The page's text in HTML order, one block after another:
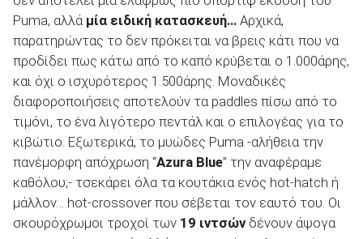
Puma, αλλά μία ειδική κατασκευή… Αρχικά,
παρατηρώντας το δεν πρόκειται να βρεις κάτι που να
προδίδει πως κάτω από το καπό κρύβεται ο 1.000άρης,
και όχι ο ισχυρότερος 1.500άρης. Μοναδικές
διαφοροποιήσεις αποτελούν τα paddles πίσω από το
τιμόνι, το ένα λιγότερο πεντάλ και ο επιλογέας για το
κιβώτιο. Εξωτερικά, το μυώδες Puma -αλήθεια την
πανέμορφη απόχρωση “Azura Blue” την αναφέραμε
καθόλου;- τσεκάρει όλα τα κουτάκια ενός hot-hatch ή
μάλλον… hot-crossover που σέβεται τον εαυτό του. Οι
σκουρόχρωμοι τροχοί των 19 ιντσώνδένουν άψογα